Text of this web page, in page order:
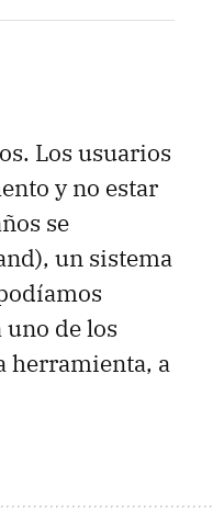
Los usuarios
y no estar
se
un sistema
de los
herramienta, a